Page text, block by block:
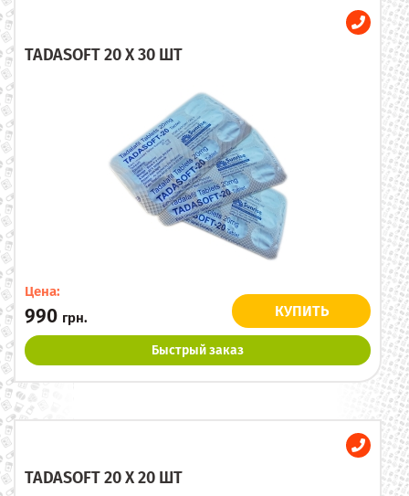
TADASOFT 20 X 30 ШТ
Цена:
990 грн. КУПИТЬ
Быстрый заказ
TADASOFT 20 X 20 ШТ